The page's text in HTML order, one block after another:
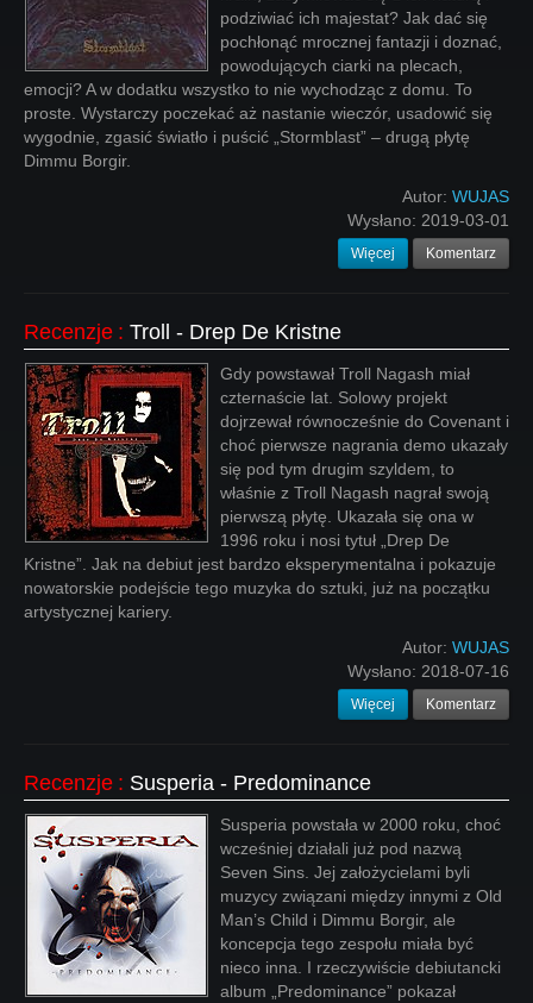
podziwiać ich majestat? Jak dać się
pochłonąć mrocznej fantazji i doznać,
powodujących ciarki na plecach,
emocji? A w dodatku wszystko to nie wychodząc z domu. To
proste. Wystarczy poczekać aż nastanie wieczór, usadowić się
wygodnie, zgasić światło i puścić „Stormblast” – drugą płytę
Dimmu Borgir.
Autor: WUJAS
Wysłano: 2019-03-01
Więcej Komentarz
Recenzje : Troll - Drep De Kristne
Gdy powstawał Troll Nagash miał
czternaście lat. Solowy projekt
dojrzewał równocześnie do Covenant i
choć pierwsze nagrania demo ukazały
się pod tym drugim szyldem, to
właśnie z Troll Nagash nagrał swoją
pierwszą płytę. Ukazała się ona w
1996 roku i nosi tytuł „Drep De
Kristne”. Jak na debiut jest bardzo eksperymentalna i pokazuje
nowatorskie podejście tego muzyka do sztuki, już na początku
artystycznej kariery.
Autor: WUJAS
Wysłano: 2018-07-16
Więcej Komentarz
Recenzje : Susperia - Predominance
Susperia powstała w 2000 roku, choć
wcześniej działali już pod nazwą
Seven Sins. Jej założycielami byli
muzycy związani między innymi z Old
Man’s Child i Dimmu Borgir, ale
koncepcja tego zespołu miała być
nieco inna. I rzeczywiście debiutancki
album „Predominance” pokazał